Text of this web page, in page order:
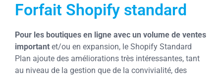
Forfait Shopify standard
Pour les boutiques en ligne avec un volume de ventes
important et/ou en expansion, le Shopify Standard
Plan ajoute des améliorations très intéressantes, tant
au niveau de la gestion que de la convivialité, des